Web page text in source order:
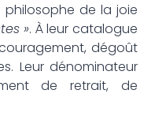
de la joie
». À leur catalogue
dégoût
Leur dénominateur
de retrait, de